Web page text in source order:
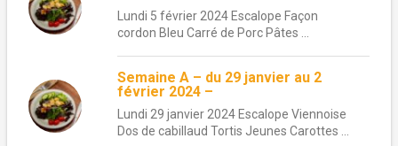
Lundi 5 février 2024 Escalope Façon
cordon Bleu Carré de Porc Pâtes ...
Semaine A – du 29 janvier au 2
février 2024 –
Lundi 29 janvier 2024 Escalope Viennoise
Dos de cabillaud Tortis Jeunes Carottes ...